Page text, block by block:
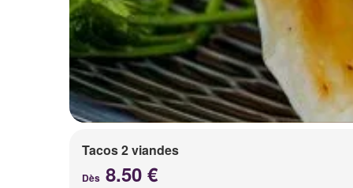
Tacos 2 viandes
Dès 8.50 €